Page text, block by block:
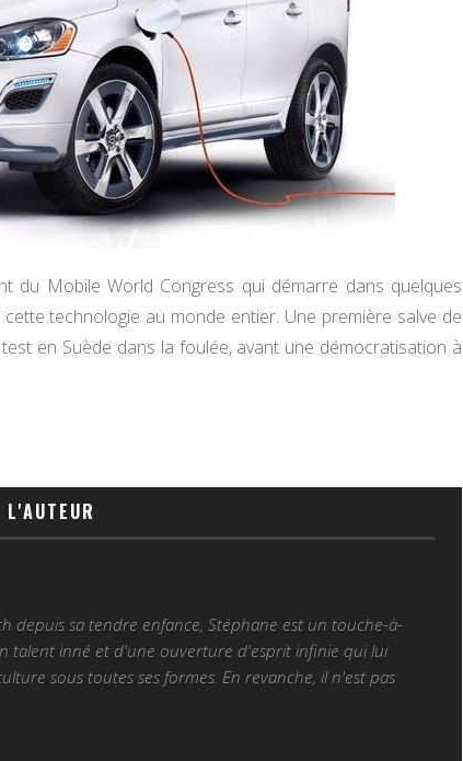
du Mobile World Congress qui démarre dans quelques
technologie au monde entier. Une première salve de
en Suède dans la foulée, avant une démocratisation à
L'AUTEUR
depuis sa tendre enfance, Stéphane est un touche-à-
talent inné et d'une ouverture d'esprit infinie qui lui
sous toutes ses formes. En revanche, il n'est pas